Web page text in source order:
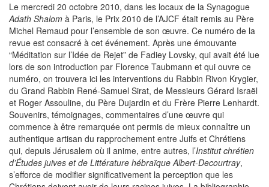
Le mercredi 20 octobre 2010, dans les locaux de la Synagogue
Adath Shalom à Paris, le Prix 2010 de l’AJCF était remis au Père
Michel Remaud pour l’ensemble de son œuvre. Ce numéro de la
revue est consacré à cet événement. Après une émouvante
“Méditation sur l’Idée de Rejet” de Fadiey Lovsky, qui avait été lue
lors de son introduction par Florence Taubmann et qui ouvre ce
numéro, on trouvera ici les interventions du Rabbin Rivon Krygier,
du Grand Rabbin René-Samuel Sirat, de Messieurs Gérard Israël
et Roger Assouline, du Père Dujardin et du Frère Pierre Lenhardt.
Souvenirs, témoignages, commentaires d’une œuvre qui
commence à être remarquée ont permis de mieux connaître un
authentique artisan du rapprochement entre Juifs et Chrétiens
qui, depuis Jérusalem où il anime, entre autres, l’Institut chrétien
d’Études juives et de Littérature hébraïque Albert-Decourtray,
s’efforce de modifier significativement la perception que les